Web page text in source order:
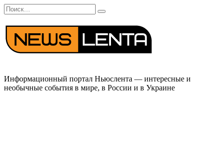
Перейти
к
содержанию
Search
for:
Информационный портал Ньюслента — интересные и
необычные события в мире, в России и в Украине